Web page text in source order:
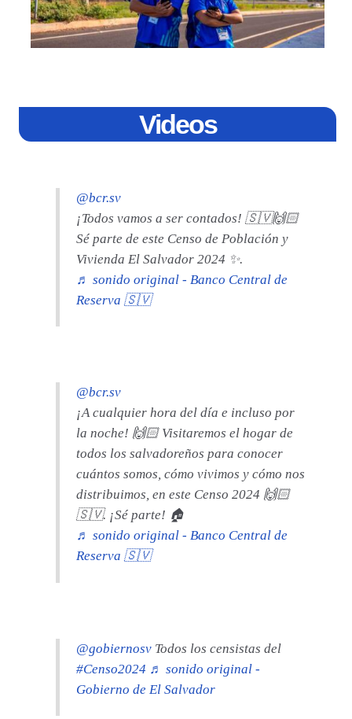
Videos
@bcr.sv
¡Todos vamos a ser contados! 🇸🇻🙌🏻
Sé parte de este Censo de Población y
Vivienda El Salvador 2024 ✨.
♬ sonido original - Banco Central de
Reserva 🇸🇻
@bcr.sv
¡A cualquier hora del día e incluso por
la noche! 🙌🏻 Visitaremos el hogar de
todos los salvadoreños para conocer
cuántos somos, cómo vivimos y cómo nos
distribuimos, en este Censo 2024 🙌🏻
🇸🇻. ¡Sé parte! 🏠
♬ sonido original - Banco Central de
Reserva 🇸🇻
@gobiernosvTodos los censistas del
#Censo2024 ♬ sonido original -
Gobierno de El Salvador